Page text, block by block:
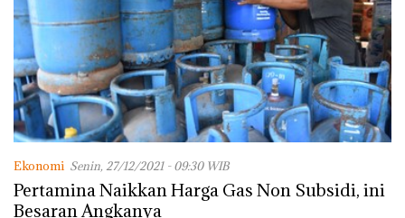
Ekonomi Senin, 27/12/2021 - 09:30 WIB
Pertamina Naikkan Harga Gas Non Subsidi, ini
Besaran Angkanya